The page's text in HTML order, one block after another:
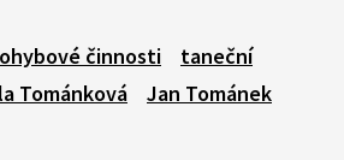
činnosti
taneční
Tománková Jan Tománek